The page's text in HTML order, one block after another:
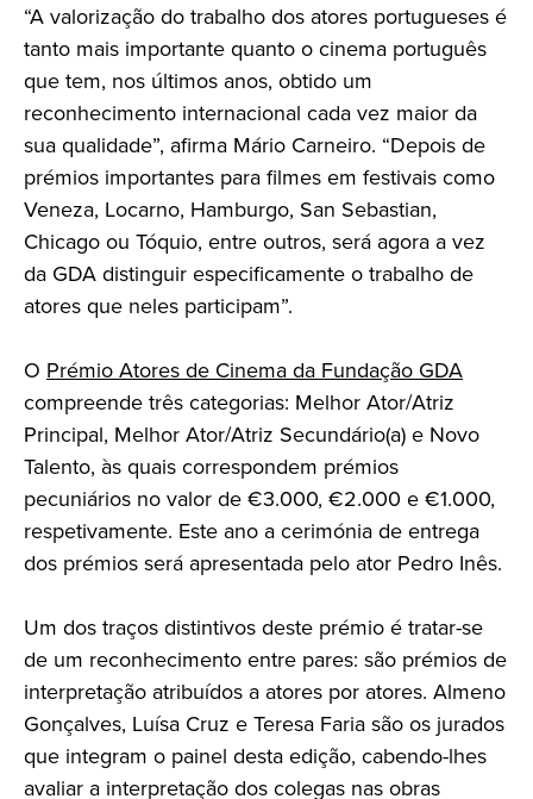
“A valorização do trabalho dos atores portugueses é
tanto mais importante quanto o cinema português
que tem, nos últimos anos, obtido um
reconhecimento internacional cada vez maior da
sua qualidade”, afirma Mário Carneiro. “Depois de
prémios importantes para filmes em festivais como
Veneza, Locarno, Hamburgo, San Sebastian,
Chicago ou Tóquio, entre outros, será agora a vez
da GDA distinguir especificamente o trabalho de
atores que neles participam”.
O Prémio Atores de Cinema da Fundação GDA
compreende três categorias: Melhor Ator/Atriz
Principal, Melhor Ator/Atriz Secundário(a) e Novo
Talento, às quais correspondem prémios
pecuniários no valor de €3.000, €2.000 e €1.000,
respetivamente. Este ano a cerimónia de entrega
dos prémios será apresentada pelo ator Pedro Inês.
Um dos traços distintivos deste prémio é tratar-se
de um reconhecimento entre pares: são prémios de
interpretação atribuídos a atores por atores. Almeno
Gonçalves, Luísa Cruz e Teresa Faria são os jurados
que integram o painel desta edição, cabendo-lhes
avaliar a interpretação dos colegas nas obras